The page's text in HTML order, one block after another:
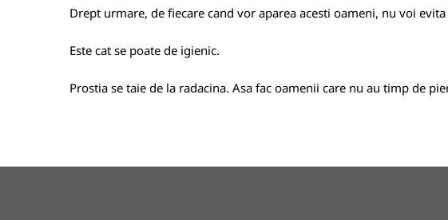
Drept urmare, de fiecare cand vor aparea acesti oameni, nu voi
Este cat se poate de igienic.
Prostia se taie de la radacina. Asa fac oamenii care nu au timp de